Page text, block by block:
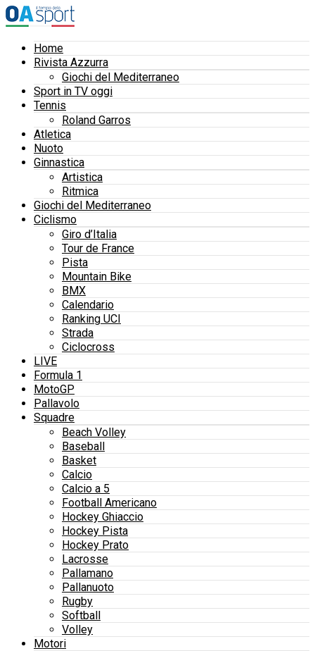
Home
Rivista Azzurra
Giochi del Mediterraneo
Sport in TV oggi
Tennis
Roland Garros
Atletica
Nuoto
Ginnastica
Artistica
Ritmica
Giochi del Mediterraneo
Ciclismo
Giro d’Italia
Tour de France
Pista
Mountain Bike
BMX
Calendario
Ranking UCI
Strada
Ciclocross
LIVE
Formula 1
MotoGP
Pallavolo
Squadre
Beach Volley
Baseball
Basket
Calcio
Calcio a 5
Football Americano
Hockey Ghiaccio
Hockey Pista
Hockey Prato
Lacrosse
Pallamano
Pallanuoto
Rugby
Softball
Volley
Motori